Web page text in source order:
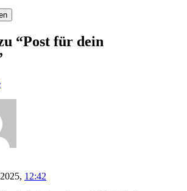
“Post für dein
12:42